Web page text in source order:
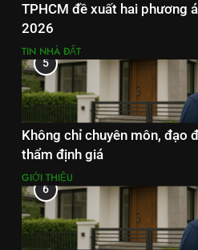
TPHCM đề xuất hai phương
2026
TIN NHÀ ĐẤT
5
Không chỉ chuyên môn, đạo
thẩm định giá
GIỚI THIỆU
6